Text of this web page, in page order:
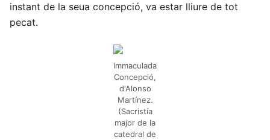
instant de la seua concepció, va estar lliure de tot
pecat.
Immaculada
Concepció,
d'Alonso
Martínez.
(Sacristía
major de la
catedral de